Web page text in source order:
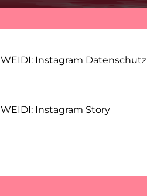
WEIDI: Instagram Datenschutz
WEIDI: Instagram Story